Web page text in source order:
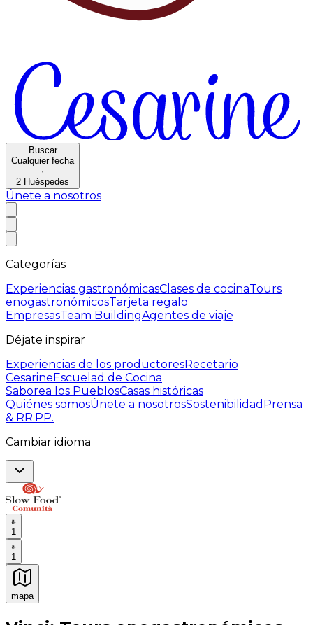
Buscar
Cualquier fecha
·
2 Huéspedes
Únete a nosotros
Categorías
Experiencias gastronómicasClases de cocinaTours
enogastronómicosTarjeta regalo
EmpresasTeam BuildingAgentes de viaje
Déjate inspirar
Experiencias de los productoresRecetario
CesarineEscuelad de Cocina
Saborea los PueblosCasas históricas
Quiénes somosÚnete a nosotrosSostenibilidad Prensa
& RR.PP.
Cambiar idioma
1
1
mapa